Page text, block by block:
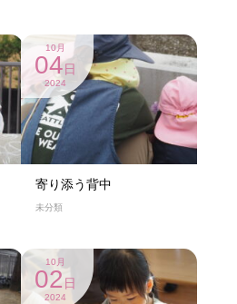
10月
04日
2024
寄り添う背中
未分類
10月
02日
2024